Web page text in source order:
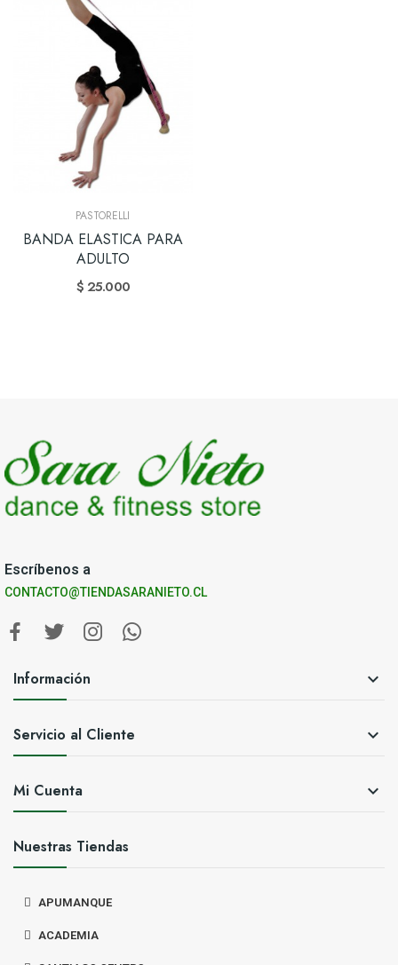
PASTORELLI
BANDA ELASTICA PARA
ADULTO
$ 25.000
Escríbenos a
CONTACTO@TIENDASARANIETO.CL
Información 
Servicio al Cliente 
Mi Cuenta 
Nuestras Tiendas
APUMANQUE
ACADEMIA